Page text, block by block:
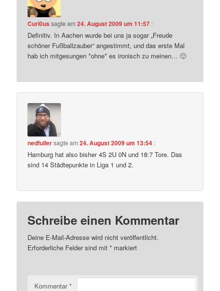
Curi0us sagte am24. August 2009 um 11:57 :
Definitiv. In Aachen wurde bei uns ja sogar „Freude
schöner Fußballzauber“ angestimmt, und das erste Mal
hab ich mitgesungen *ohne* es ironisch zu meinen… 🙂
nedfullersagte am24. August 2009 um 13:54 :
Hamburg hat also bisher 4S 2U 0N und 18:7 Tore. Das
sind 14 Städtepunkte in Liga 1 und 2.
Schreibe einen Kommentar
Deine E-Mail-Adresse wird nicht veröffentlicht.
Erforderliche Felder sind mit* markiert
Kommentar*